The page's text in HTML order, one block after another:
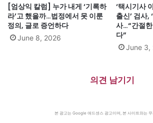
[엄상익 칼럼] 누가 내게 ‘기록하
라’고 했을까…법정에서 못 이룬
정의, 글로 증언하다
June 8, 2026
‘택시기사
출신’ 검사,
사…“간절
다”
June 3,
의견 남기기
본 광고는 Google 애드센스 광고이며, 본 사이트와는 무